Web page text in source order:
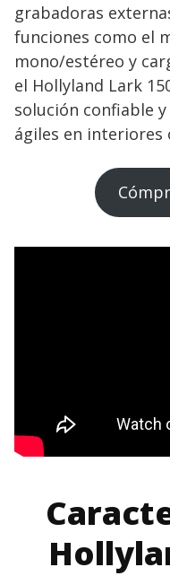
grabadoras
funciones como el
mono/estéreo y
el Hollyland Lark
solución confiable
ágiles en interiores